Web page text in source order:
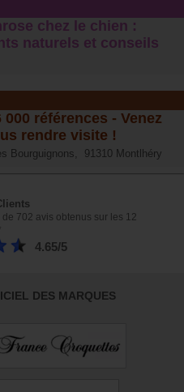
chez le chien :
naturels et conseils
000 références - Venez
rendre visite !
Bourguignons, 91310 Montlhéry
702 avis obtenus sur les 12
4.65/5
DES MARQUES